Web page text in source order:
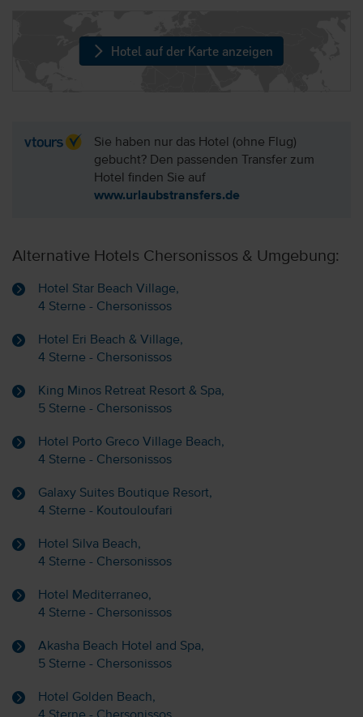
Hotel auf der Karte anzeigen
Sie haben nur das Hotel (ohne Flug)
gebucht? Den passenden Transfer zum
Hotel finden Sie auf
www.urlaubstransfers.de
Alternative Hotels Chersonissos & Umgebung:
Hotel Star Beach Village,
4 Sterne - Chersonissos
Hotel Eri Beach & Village,
4 Sterne - Chersonissos
King Minos Retreat Resort & Spa,
5 Sterne - Chersonissos
Hotel Porto Greco Village Beach,
4 Sterne - Chersonissos
Galaxy Suites Boutique Resort,
4 Sterne - Koutouloufari
Hotel Silva Beach,
4 Sterne - Chersonissos
Hotel Mediterraneo,
4 Sterne - Chersonissos
Akasha Beach Hotel and Spa,
5 Sterne - Chersonissos
Hotel Golden Beach,